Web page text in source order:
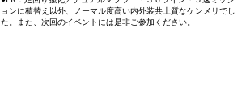
ョンに積替え以外、ノーマル度高い内外装共上質なケンメリでし
た。また、次回のイベントには是非ご参加ください。